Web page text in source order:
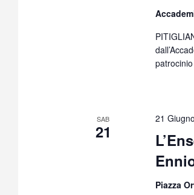
SAB
21
21
Piazza